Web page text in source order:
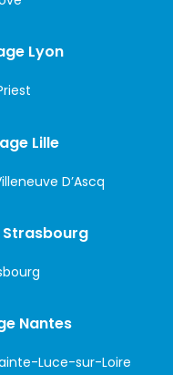
Lyon
Lille
D’Ascq
Nantes
Luce-sur-Loire